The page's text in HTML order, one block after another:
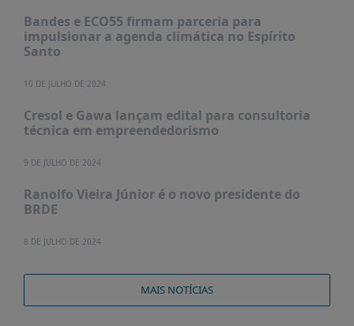
Bandes e ECO55 firmam parceria para
impulsionar a agenda climática no Espírito
Santo
10 DE JULHO DE 2024
Cresol e Gawa lançam edital para consultoria
técnica em empreendedorismo
9 DE JULHO DE 2024
Ranolfo Vieira Júnior é o novo presidente do
BRDE
8 DE JULHO DE 2024
MAIS NOTÍCIAS